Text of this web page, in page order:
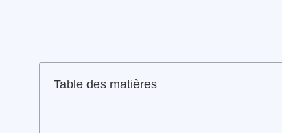
Table des matières